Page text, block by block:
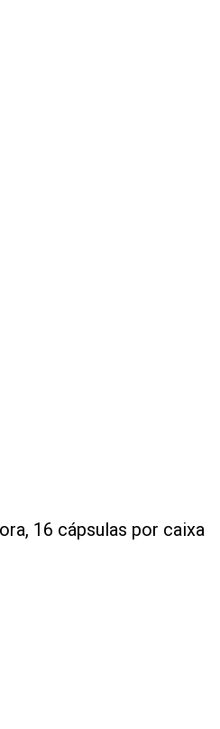
16 cápsulas por caixa